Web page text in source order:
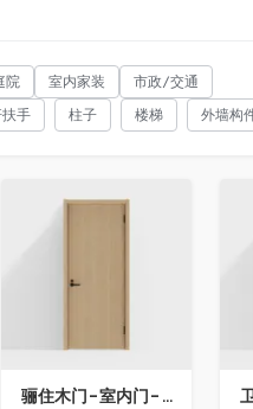
院 室内家装 市政/交通
手 柱子 楼梯 外墙构
收藏
骊住木门-室内门-单开门-BFA-PP麦芽黄色